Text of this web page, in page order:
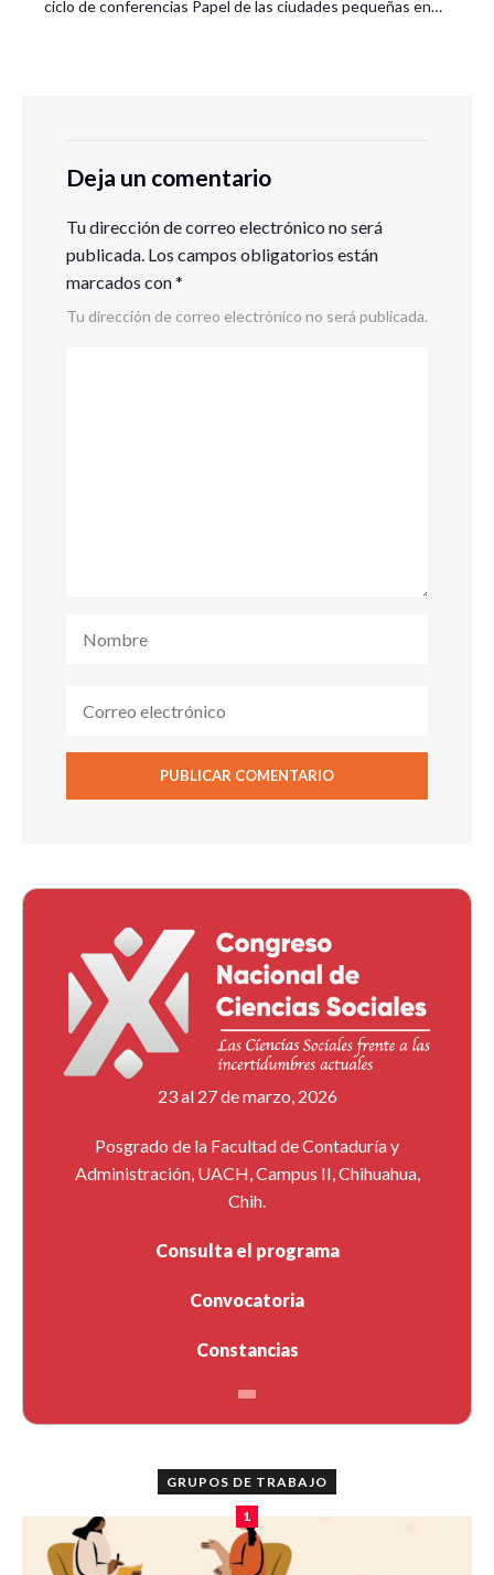
ciclo de conferencias Papel de las ciudades pequeñas en…
Deja un comentario
Tu dirección de correo electrónico no será
publicada. Los campos obligatorios están
marcados con*
Tu dirección de correo electrónico no será publicada.
23 al 27 de marzo, 2026
Posgrado de la Facultad de Contaduría y
Administración, UACH, Campus II, Chihuahua,
Chih.
Consulta el programa
Convocatoria
Constancias
GRUPOS DE TRABAJO
1